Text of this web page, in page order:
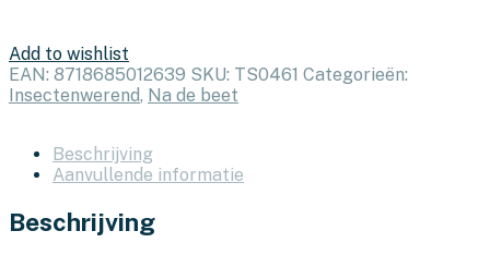
Add to wishlist
EAN: 8718685012639 SKU: TS0461 Categorieën:
Insectenwerend, Na de beet
Beschrijving
Aanvullende informatie
Beschrijving